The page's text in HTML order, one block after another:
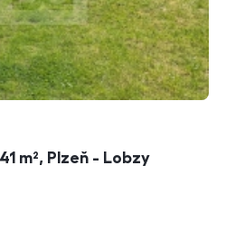
m², Plzeň - Lobzy